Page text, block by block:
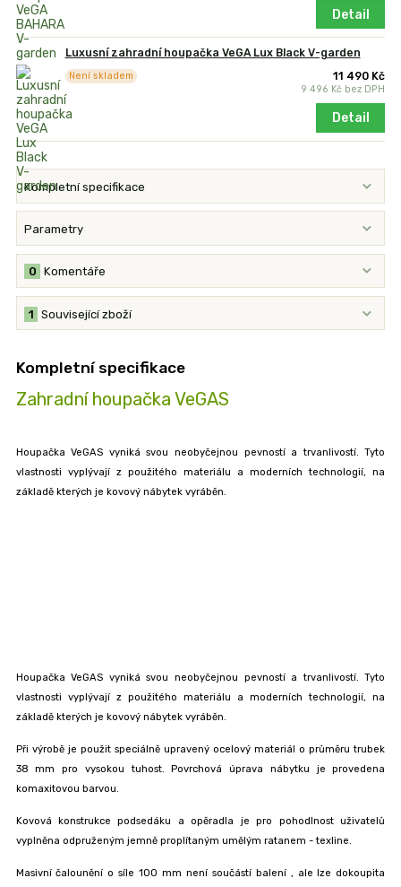
Detail
Luxusní zahradní houpačka VeGA Lux Black V-garden
11 490 Kč
9 496 Kč bez DPH
Není skladem
Detail
Kompletní specifikace
Parametry
Komentáře
0
Související zboží
1
Kompletní specifikace
Zahradní houpačka VeGAS
Houpačka VeGAS vyniká svou neobyčejnou pevností a trvanlivostí. Tyto
vlastnosti vyplývají z použitého materiálu a moderních technologií, na
základě kterých je kovový nábytek vyráběn.
Houpačka VeGAS vyniká svou neobyčejnou pevností a trvanlivostí. Tyto
vlastnosti vyplývají z použitého materiálu a moderních technologií, na
základě kterých je kovový nábytek vyráběn.
Při výrobě je použit speciálně upravený ocelový materiál o průměru trubek
38 mm pro vysokou tuhost. Povrchová úprava nábytku je provedena
komaxitovou barvou.
Kovová konstrukce podsedáku a opěradla je pro pohodlnost uživatelů
vyplněna odpruženým jemně proplítaným umělým ratanem - texline.
Masivní čalounění o síle 100 mm není součástí balení , ale lze dokoupita